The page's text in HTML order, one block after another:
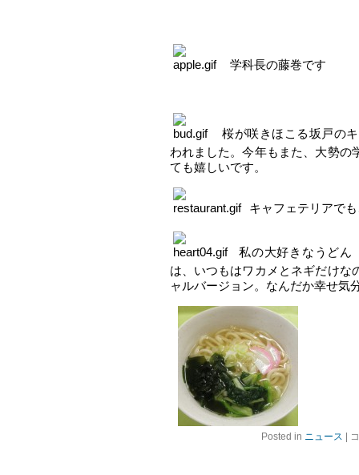
学科長の藤巻です
桜が咲きほこる坂戸の
われました。今年もまた、大勢の
ても嬉しいです。
キャフェテリアで
私の大好きなうどん
は、いつもはワカメとネギだけな
ャルバージョン。なんだか幸せ気
Posted in ニュース | 4